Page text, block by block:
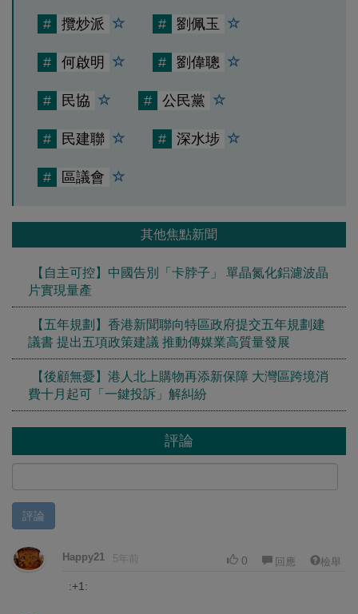
# 攬炒派 # 劉佩玉
# 何啟明 # 劉偉聰
# 民協 # 公民黨
# 民建聯 # 深水埗
# 區議會
其他焦點新聞
【自主可控】中國告別「卡脖子」 單晶氮化鋁濾波晶
片實現量產
【五年規劃】香港新聞聯向特區政府提交五年規劃建
議書 提出五項政策建議 推動傳媒業高質量發展
【後顧無憂】港人北上購物再添新保障 大灣區跨境消
費十月起可「一鍵投訴」解糾紛
評論
評論
Happy21 5年前 0 回應 檢舉
:+1: